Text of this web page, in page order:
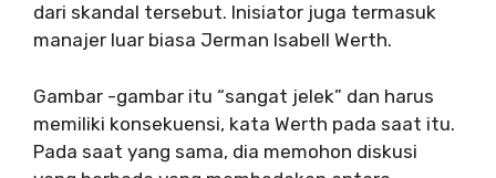
dari skandal tersebut. Inisiator juga termasuk
manajer luar biasa Jerman Isabell Werth.
Gambar -gambar itu “sangat jelek” dan harus
memiliki konsekuensi, kata Werth pada saat itu.
Pada saat yang sama, dia memohon diskusi